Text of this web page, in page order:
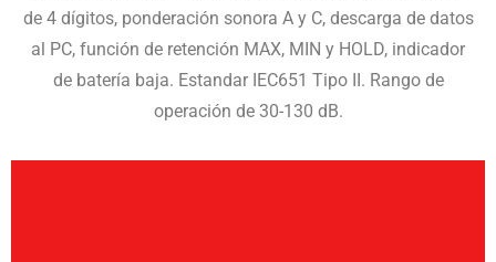
de 4 dígitos, ponderación sonora A y C, descarga de datos
al PC, función de retención MAX, MIN y HOLD, indicador
de batería baja. Estandar IEC651 Tipo II. Rango de
operación de 30-130 dB.